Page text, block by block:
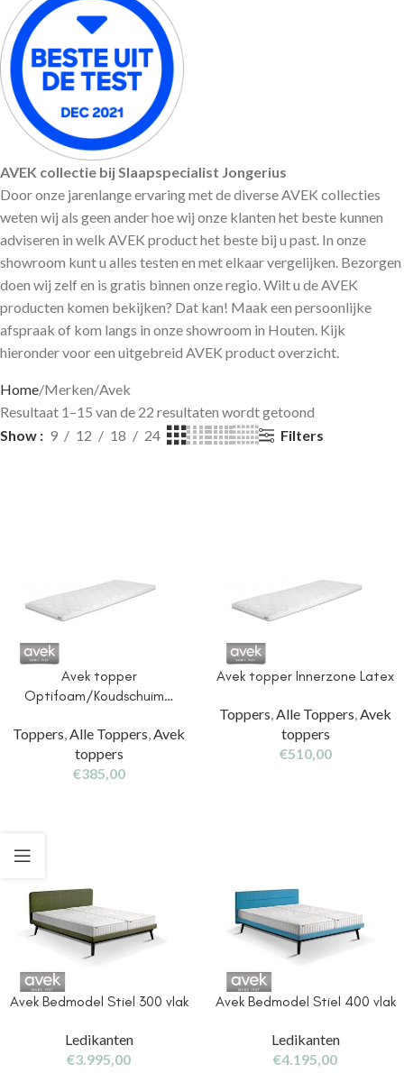
AVEK collectie bij Slaapspecialist Jongerius
Door onze jarenlange ervaring met de diverse AVEK collecties
weten wij als geen ander hoe wij onze klanten het beste kunnen
adviseren in welk AVEK product het beste bij u past. In onze
showroom kunt u alles testen en met elkaar vergelijken. Bezorgen
doen wij zelf en is gratis binnen onze regio. Wilt u de AVEK
producten komen bekijken? Dat kan! Maak een persoonlijke
afspraak of kom langs in onze showroom in Houten. Kijk
hieronder voor een uitgebreid AVEK product overzicht.
Home Merken Avek
Resultaat 1–15 van de 22 resultaten wordt getoond
Show
9 12 18 24 Filters
Avek topper
Optifoam/Koudschuim…
Toppers Alle Toppers Avek
toppers
€385,00
Avek topper Innerzone Latex
Toppers Alle Toppers Avek
toppers
€510,00
Avek Bedmodel Stiel 300 vlak
Ledikanten
€3.995,00
Avek Bedmodel Stiel 400 vlak
Ledikanten
€4.195,00